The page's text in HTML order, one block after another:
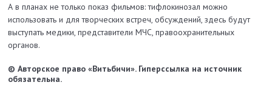
А в планах не только показ фильмов: тифлокинозал можно
использовать и для творческих встреч, обсуждений, здесь будут
выступать медики, представители МЧС, правоохранительных
органов.
© Авторское право «Витьбичи». Гиперссылка на источник
обязательна.